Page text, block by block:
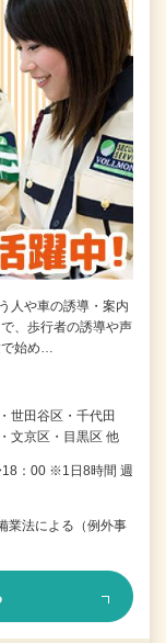
人や車の誘導・案内
、歩行者の誘導や声
で始め…
世田谷区・千代田
文京区・目黒区 他
18：00 ※1日8時間 週
業法による（例外事